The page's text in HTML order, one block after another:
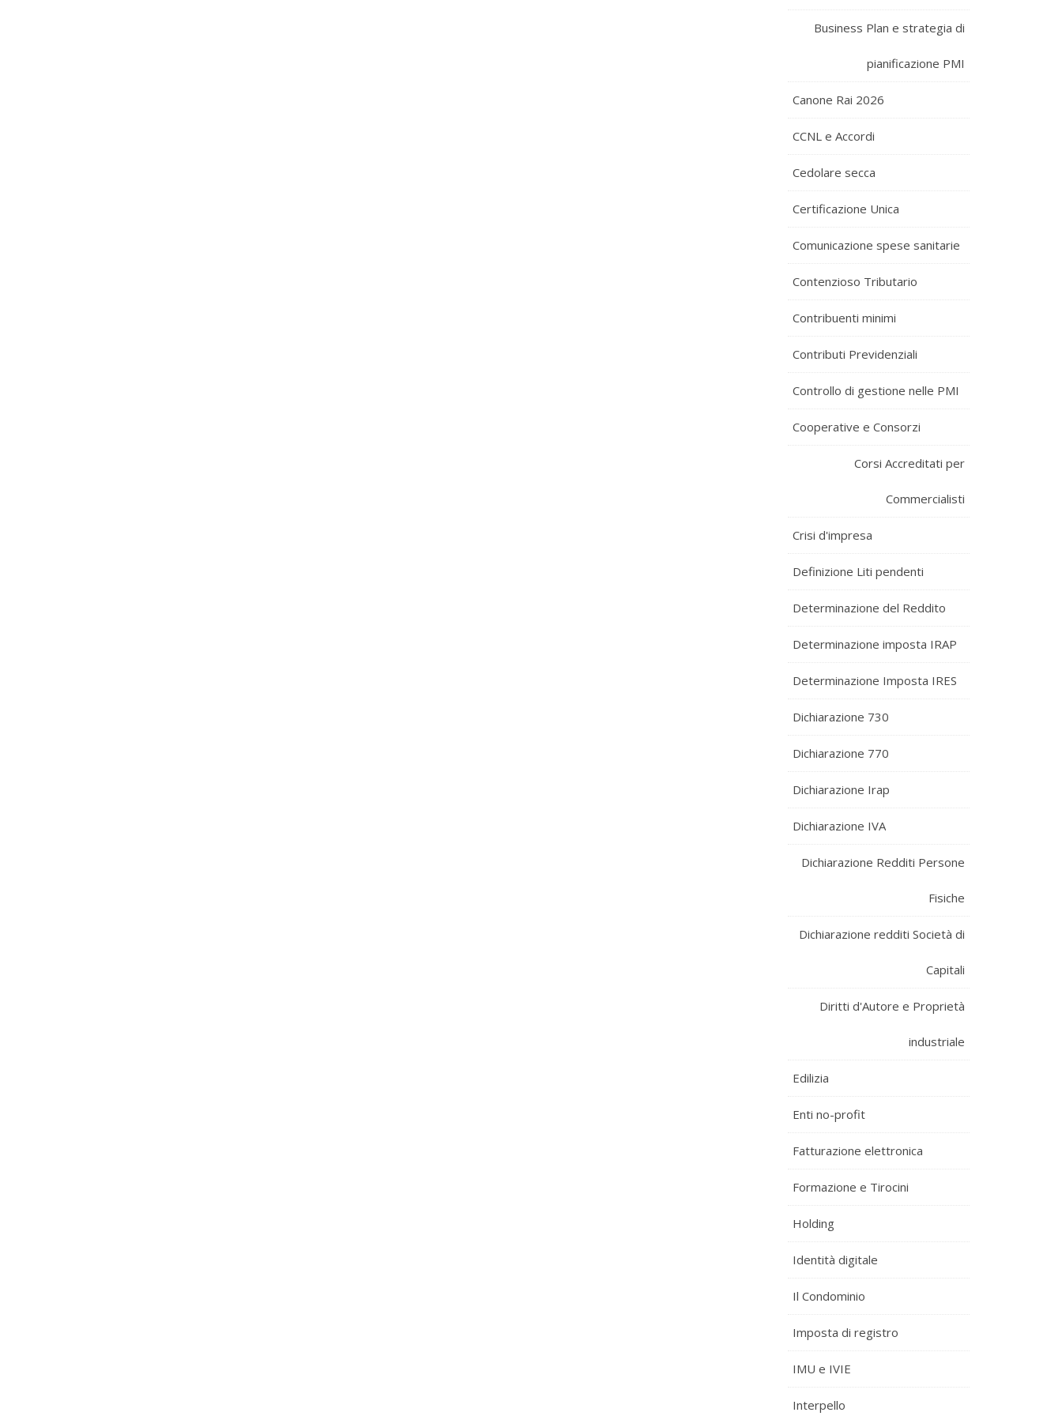
Business Plan e strategia di
pianificazione PMI
Canone Rai 2026
CCNL e Accordi
Cedolare secca
Certificazione Unica
Comunicazione spese sanitarie
Contenzioso Tributario
Contribuenti minimi
Contributi Previdenziali
Controllo di gestione nelle PMI
Cooperative e Consorzi
Corsi Accreditati per
Commercialisti
Crisi d'impresa
Definizione Liti pendenti
Determinazione del Reddito
Determinazione imposta IRAP
Determinazione Imposta IRES
Dichiarazione 730
Dichiarazione 770
Dichiarazione Irap
Dichiarazione IVA
Dichiarazione Redditi Persone
Fisiche
Dichiarazione redditi Società di
Capitali
Diritti d'Autore e Proprietà
industriale
Edilizia
Enti no-profit
Fatturazione elettronica
Formazione e Tirocini
Holding
Identità digitale
Il Condominio
Imposta di registro
IMU e IVIE
Interpello